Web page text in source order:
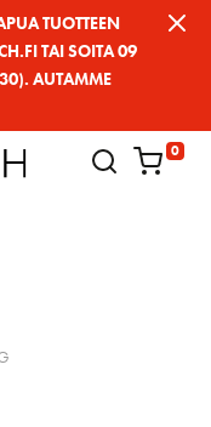
TUOTTEEN
TAI SOITA 09
AUTAMME
0